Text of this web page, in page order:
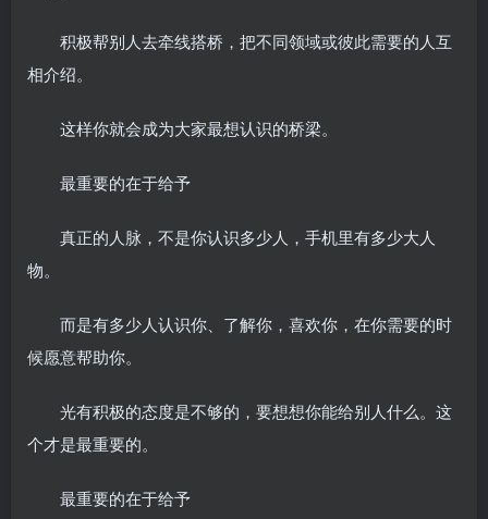
积极帮别人去牵线搭桥，把不同领域或彼此需要的人互
相介绍。
这样你就会成为大家最想认识的桥梁。
最重要的在于给予
真正的人脉，不是你认识多少人，手机里有多少大人
物。
而是有多少人认识你、了解你，喜欢你，在你需要的时
候愿意帮助你。
光有积极的态度是不够的，要想想你能给别人什么。这
个才是最重要的。
最重要的在于给予